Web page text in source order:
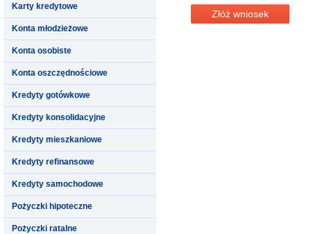
Karty kredytowe
Konta młodzieżowe
Konta osobiste
Konta oszczędnościowe
Kredyty gotówkowe
Kredyty konsolidacyjne
Kredyty mieszkaniowe
Kredyty refinansowe
Kredyty samochodowe
Pożyczki hipoteczne
Pożyczki ratalne
Złóż wniosek